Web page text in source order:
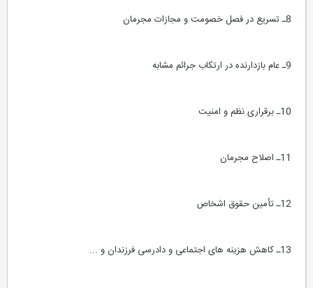
12ـ تأمین حقوق اشخاص